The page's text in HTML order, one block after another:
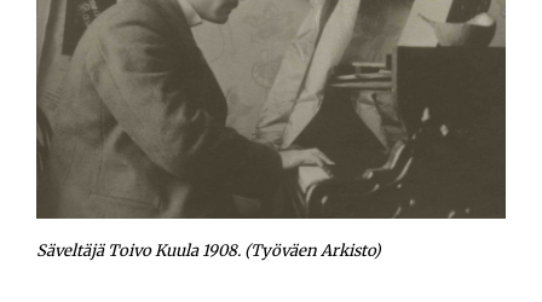
1919-1920
1921-2020
Kronologia
Henkilöt
Säveltäjä Toivo Kuula 1908. (Työväen Arkisto)